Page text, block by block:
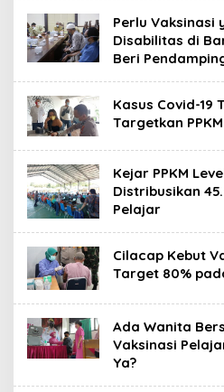
Perlu Vaksinasi
Disabilitas di
Beri
Kasus Covid-19
Targetkan
Kejar PPKM
Distribusikan
Pelajar
Cilacap Kebut
Target 80%
Ada Wanita
Vaksinasi
Ya?